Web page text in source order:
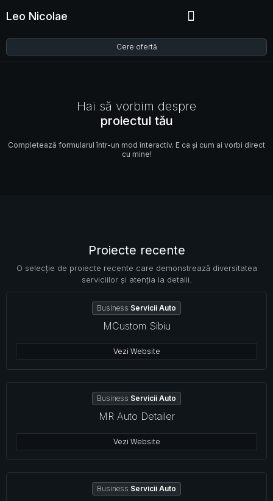
Leo Nicolae
Cere ofertă
Hai să vorbim despre
proiectul tău
Completează formularul într-un mod interactiv. E ca și cum ai vorbi direct
cu mine!
Proiecte recente
O selecție de proiecte recente care demonstrează diversitatea
serviciilor și atenția la detalii.
Business Servicii Auto
MCustom Sibiu
Vezi Website
Business Servicii Auto
MR Auto Detailer
Vezi Website
Business Servicii Auto